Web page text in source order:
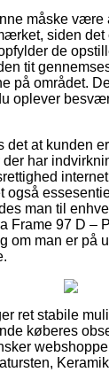
måske være
siden det
de
tit
på området.
oplever
det at kunden
har
internet
også
man til
Frame 97 D –
om man er på
ret stabile
køberes